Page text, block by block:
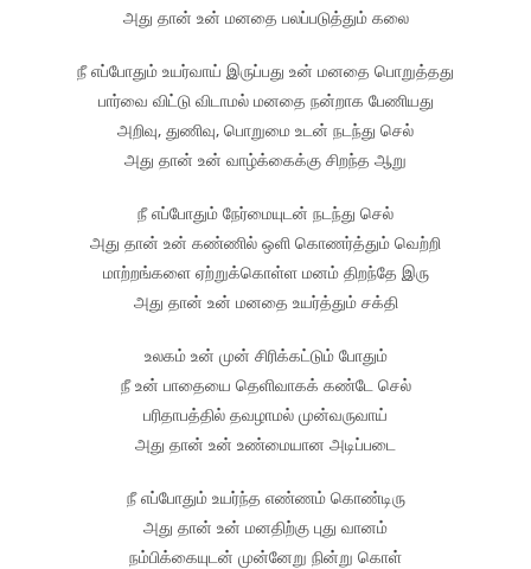
அது தான் உன் மனதை பலப்படுத்தும் கலை
நீ எப்போதும் உயர்வாய் இருப்பது உன் மனதை பொறுத்தது
பார்வை விட்டு விடாமல் மனதை நன்றாக பேணியது
அறிவு, துணிவு, பொறுமை உடன் நடந்து செல்
அது தான் உன் வாழ்க்கைக்கு சிறந்த ஆறு
நீ எப்போதும் நேர்மையுடன் நடந்து செல்
அது தான் உன் கண்ணில் ஒளி கொணர்த்தும் வெற்றி
மாற்றங்களை ஏற்றுக்கொள்ள மனம் திறந்தே இரு
அது தான் உன் மனதை உயர்த்தும் சக்தி
உலகம் உன் முன் சிரிக்கட்டும் போதும்
நீ உன் பாதையை தெளிவாகக் கண்டே செல்
பரிதாபத்தில் தவழாமல் முன்வருவாய்
அது தான் உன் உண்மையான அடிப்படை
நீ எப்போதும் உயர்ந்த எண்ணம் கொண்டிரு
அது தான் உன் மனதிற்கு புது வானம்
நம்பிக்கையுடன் முன்னேறு நின்று கொள்